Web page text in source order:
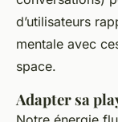
d’utilisateurs
mentale avec
space.
Adapter sa